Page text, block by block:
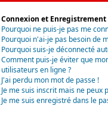
Connexion et Enregistrement
Pourquoi ne puis-je pas me
Pourquoi n'ai-je pas besoin de
Pourquoi suis-je déconnecté
Comment puis-je éviter que
utilisateurs en ligne ?
J'ai perdu mon mot de passe !
Je me suis inscrit mais ne peux
Je me suis enregistré dans le